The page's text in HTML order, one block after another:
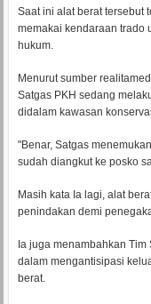
Saat ini alat berat tersebut
memakai kendaraan trado
hukum.
Menurut sumber
Satgas PKH sedang
didalam kawasan
"Benar, Satgas
sudah diangkut ke posko
Masih kata Ia lagi, alat
penindakan demi
Ia juga menambahkan
dalam mengantisipasi
berat.